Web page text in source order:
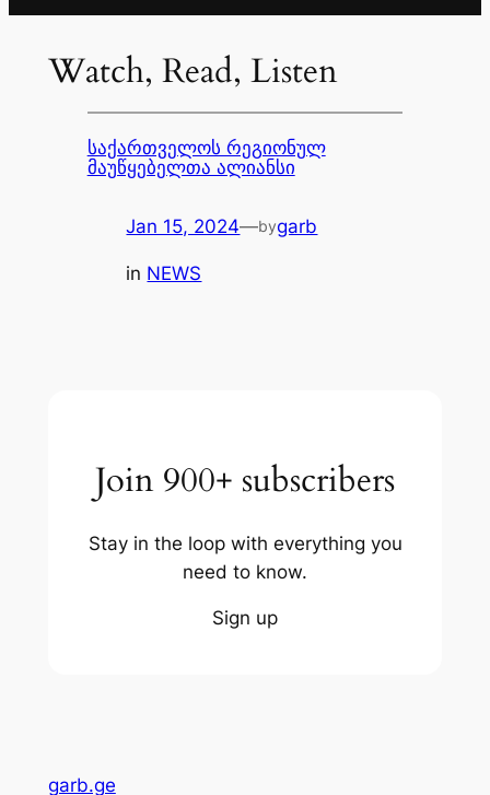
Watch, Read, Listen
საქართველოს რეგიონულ
მაუწყებელთა ალიანსი
Jan 15, 2024—bygarb
in NEWS
Join 900+ subscribers
Stay in the loop with everything you
need to know.
Sign up
garb.ge